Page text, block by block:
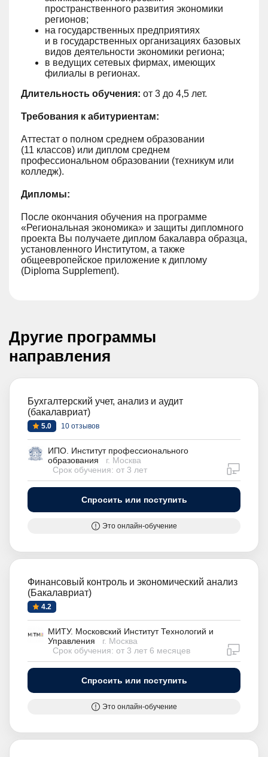
пространственного развития экономики
регионов;
на государственных предприятиях
и в государственных организациях базовых
видов деятельности экономики региона;
в ведущих сетевых фирмах, имеющих
филиалы в регионах.
Длительность обучения: от 3 до 4,5 лет.
Требования к абитуриентам:
Аттестат о полном среднем образовании
(11 классов) или диплом среднем
профессиональном образовании (техникум или
колледж).
Дипломы:
После окончания обучения на программе
«Региональная экономика» и защиты дипломного
проекта Вы получаете диплом бакалавра образца,
установленного Институтом, а также
общеевропейское приложение к диплому
(Diploma Supplement).
Другие программы
направления
Бухгалтерский учет, анализ и аудит
(бакалавриат)
5.0 10 отзывов
ИПО. Институт профессионального
образования
г. Москва
Срок обучения: от 3 лет
Спросить или поступить
Это онлайн-обучение
Финансовый контроль и экономический анализ
(Бакалавриат)
4.2
МИТУ. Московский Институт Технологий и
Управления
г. Москва
Срок обучения: от 3 лет 6 месяцев
Спросить или поступить
Это онлайн-обучение